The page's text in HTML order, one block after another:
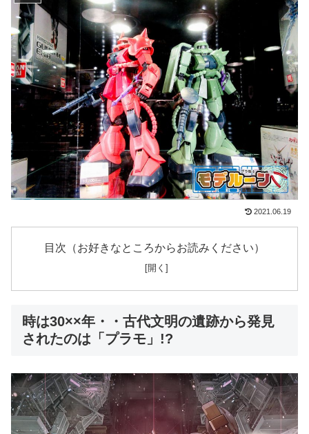
2021.06.19
目次（お好きなところからお読みください）
時は30××年・・古代文明の遺跡から発見
されたのは「プラモ」!?